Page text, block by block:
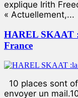
explique Irith
« Actuellement,...
HAREL SKAAT
France
10 places sont
envoyer un